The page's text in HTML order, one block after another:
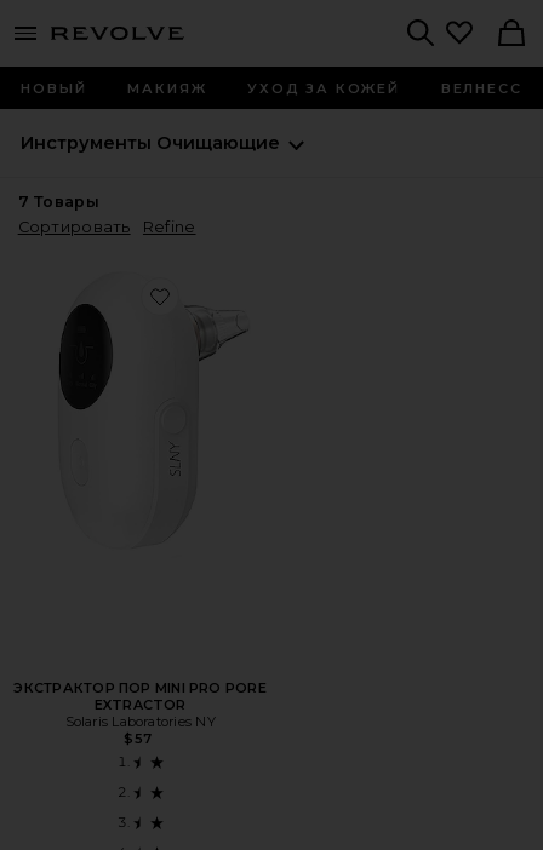
menu - shows more content
НОВЫЙ МАКИЯЖ УХОД ЗА КОЖЕЙ ВЕЛНЕСС
Инструменты Очищающие
7 Товары
Сортировать
Refine
Favorite ЭКСТРАКТОР ПОР MINI PRO PORE EXTRACTOR
ЭКСТРАКТОР ПОР MINI PRO PORE
EXTRACTOR
Solaris Laboratories NY
$57